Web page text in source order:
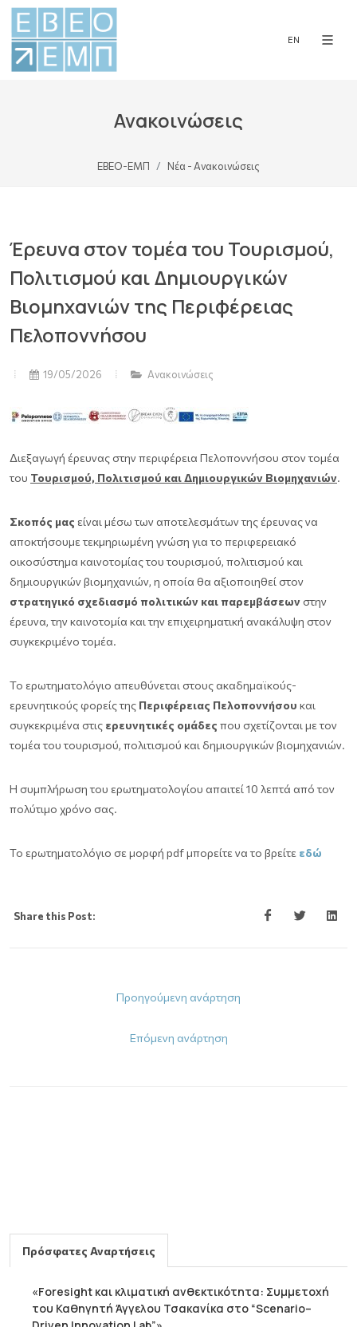
EN
Ανακοινώσεις
ΕΒΕΟ-ΕΜΠ Νέα - Ανακοινώσεις
Έρευνα στον τομέα του Τουρισμού,
Πολιτισμού και Δημιουργικών
Βιομηχανιών της Περιφέρειας
Πελοποννήσου
19/05/2026 Ανακοινώσεις
Διεξαγωγή έρευνας στην περιφέρεια Πελοποννήσου στον τομέα
του Τουρισμού, Πολιτισμού και Δημιουργικών Βιομηχανιών.
Σκοπός μας είναι μέσω των αποτελεσμάτων της έρευνας να
αποκτήσουμε τεκμηριωμένη γνώση για το περιφερειακό
οικοσύστημα καινοτομίας του τουρισμού, πολιτισμού και
δημιουργικών βιομηχανιών, η οποία θα αξιοποιηθεί στον
στρατηγικό σχεδιασμό πολιτικών και παρεμβάσεωνστην
έρευνα, την καινοτομία και την επιχειρηματική ανακάλυψη στον
συγκεκριμένο τομέα.
Το ερωτηματολόγιο απευθύνεται στους ακαδημαϊκούς-
ερευνητικούς φορείς της Περιφέρειας Πελοποννήσου και
συγκεκριμένα στις ερευνητικές ομάδες που σχετίζονται με τον
τομέα του τουρισμού, πολιτισμού και δημιουργικών βιομηχανιών.
Η συμπλήρωση του ερωτηματολογίου απαιτεί 10 λεπτά από τον
πολύτιμο χρόνο σας.
Το ερωτηματολόγιο σε μορφή pdf μπορείτε να το βρείτε εδώ
Share this Post:
Προηγούμενη ανάρτηση
Επόμενη ανάρτηση
Πρόσφατες Αναρτήσεις
«Foresight και κλιματική ανθεκτικότητα: Συμμετοχή
του Καθηγητή Άγγελου Τσακανίκα στο “Scenario–